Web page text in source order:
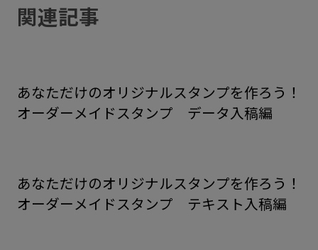
関連記事
あなただけのオリジナルスタンプを作ろう！
オーダーメイドスタンプ データ入稿編
あなただけのオリジナルスタンプを作ろう！
オーダーメイドスタンプ テキスト入稿編